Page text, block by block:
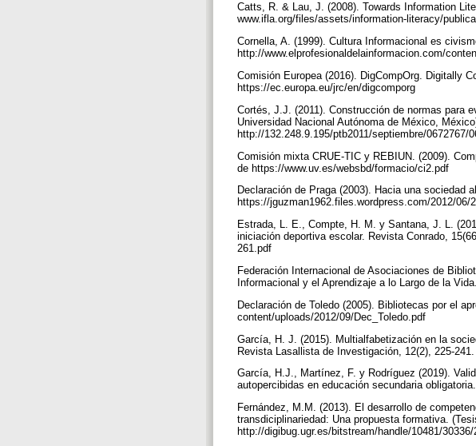
Catts, R. & Lau, J. (2008). Towards Information
www.ifla.org/files/assets/information-literacy/
Cornella, A. (1999). Cultura Informacional es
http://www.elprofesionaldelainformacion.com/
Comisión Europea (2016). DigCompOrg. Digitally
https://ec.europa.eu/jrc/en/digcomporg
Cortés, J.J. (2011). Construcción de normas para
Universidad Nacional Autónoma de México,
http://132.248.9.195/ptb2011/septiembre/0672767/
Comisión mixta CRUE-TIC y REBIUN. (2009).
de https://www.uv.es/websbd/formacio/ci2.pdf
Declaración de Praga (2003). Hacia una sociedad
https://jguzman1962.files.wordpress.com/2012/06/
Estrada, L. E., Compte, H. M. y Santana, J. L.
iniciación deportiva escolar. Revista Conrado,
261.pdf
Federación Internacional de Asociaciones de
Informacional y el Aprendizaje a lo Largo de la
Declaración de Toledo (2005). Bibliotecas por el
content/uploads/2012/09/Dec_Toledo.pdf
García, H. J. (2015). Multialfabetización en la
Revista Lasallista de Investigación, 12(2), 225-
García, H.J., Martínez, F. y Rodríguez (2019).
autopercibidas en educación secundaria
Fernández, M.M. (2013). El desarrollo de
transdiciplinariedad: Una propuesta formativa.
http://digibug.ugr.es/bitstream/handle/10481/